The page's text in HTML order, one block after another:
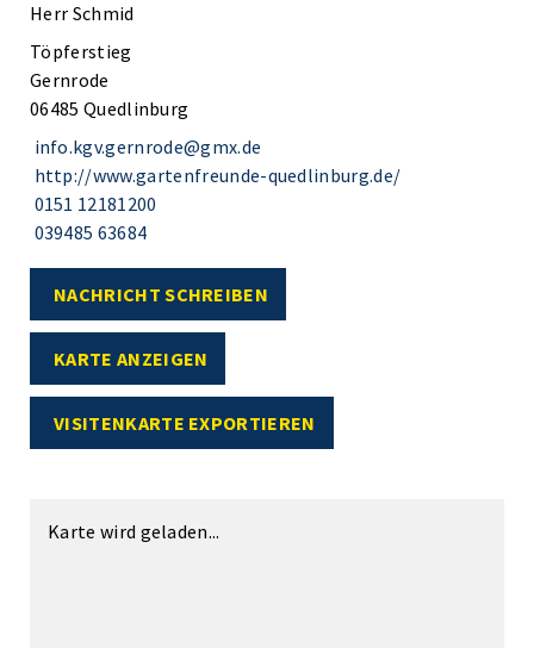
Herr Schmid
Töpferstieg
Gernrode
06485 Quedlinburg
info.kgv.gernrode@gmx.de
http://www.gartenfreunde-quedlinburg.de/
0151 12181200
039485 63684
NACHRICHT SCHREIBEN
KARTE ANZEIGEN
VISITENKARTE EXPORTIEREN
Karte wird geladen...